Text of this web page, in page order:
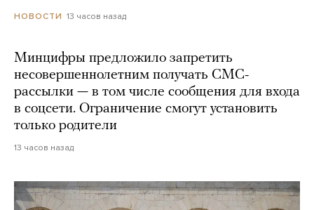
НОВОСТИ 13 часов назад
Минцифры предложило запретить
несовершеннолетним получать СМС-
рассылки — в том числе сообщения для входа
в соцсети. Ограничение смогут установить
только родители
13 часов назад